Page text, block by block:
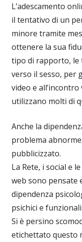
L’adescamento
il tentativo di un
minore tramite
ottenere la sua
tipo di rapporto, le
verso il sesso, per
video e
utilizzano molti di
Anche la
problema
pubblicizzato.
La Rete, i social e
web sono pensate
dipendenza
psichici e
Si è persino
etichettato questo